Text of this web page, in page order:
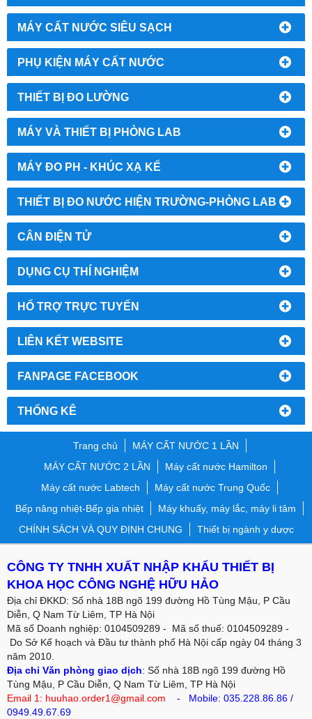
MÁY CẤT NƯỚC SIÊU SẠCH
PHỤ KIỆN MÁY CẤT NƯỚC
THIẾT BỊ ĐO LƯỜNG
MÁY VÀ THIẾT BỊ PHÒNG LAB
MÁY ĐO PH - KHÚC XẠ KẾ
THIẾT BỊ ĐO NƯỚC HIỆN TRƯỜNG-PHÒNG LAB
CÂN ĐIỆN TỬ
DỤNG CỤ THÍ NGHIỆM
HỔ TRỢ TRỰC TUYẾN
LIÊN KẾT WEBSITE
FANPAGE FACEBOOK
THỐNG KÊ
Trang chủ
MÁY CẤT NƯỚC 1 LẦN
MÁY CẤT NƯỚC 2 LẦN
Máy cất nước Hamilton
Máy cất nước Labtech
Máy cất nước Trung Quốc
Bếp nâng nhiệt-Bếp gia nhiệt
Máy khuấy, máy lắc, máy li tâm
CHÍNH SÁCH VÀ QUY ĐỊNH CHUNG
Thiết bị ngành y dược
CÔNG TY TNHH XUẤT NHẬP KHẨU THIẾT BỊ
KHOA HỌC CÔNG NGHỆ HỮU HẢO
Địa chỉ ĐKKD: Số nhà 18B ngõ 199 đường Hồ Tùng Mậu, P Cầu
Diễn, Q Nam Từ Liêm, TP Hà Nội
Mã số Doanh nghiệp: 0104509289 - Mã số thuế: 0104509289 -
Do Sở Kế hoạch và Đầu tư thành phố Hà Nội cấp ngày 04 tháng 3
năm 2010.
Địa chỉ Văn phòng giao dịch: Số nhà 18B ngõ 199 đường Hồ
Tùng Mậu, P Cầu Diễn, Q Nam Từ Liêm, TP Hà Nội
Email 1: huuhao.order1@gmail.com - Mobile: 035.228.86.86 /
0949.49.67.69